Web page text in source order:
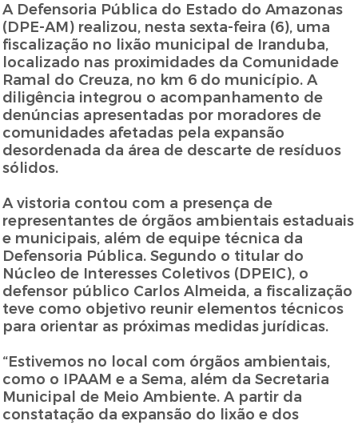
A Defensoria Pública do Estado do Amazonas
(DPE-AM) realizou, nesta sexta-feira (6), uma
fiscalização no lixão municipal de Iranduba,
localizado nas proximidades da Comunidade
Ramal do Creuza, no km 6 do município. A
diligência integrou o acompanhamento de
denúncias apresentadas por moradores de
comunidades afetadas pela expansão
desordenada da área de descarte de resíduos
sólidos.
A vistoria contou com a presença de
representantes de órgãos ambientais estaduais
e municipais, além de equipe técnica da
Defensoria Pública. Segundo o titular do
Núcleo de Interesses Coletivos (DPEIC), o
defensor público Carlos Almeida, a fiscalização
teve como objetivo reunir elementos técnicos
para orientar as próximas medidas jurídicas.
“Estivemos no local com órgãos ambientais,
como o IPAAM e a Sema, além da Secretaria
Municipal de Meio Ambiente. A partir da
constatação da expansão do lixão e dos